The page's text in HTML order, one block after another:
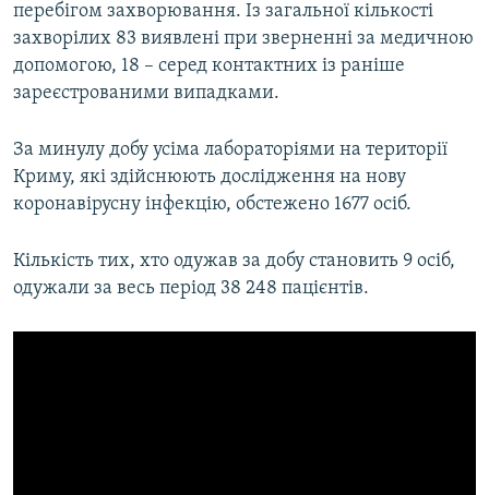
перебігом захворювання. Із загальної кількості
захворілих 83 виявлені при зверненні за медичною
допомогою, 18 – серед контактних із раніше
зареєстрованими випадками.
За минулу добу усіма лабораторіями на території
Криму, які здійснюють дослідження на нову
коронавірусну інфекцію, обстежено 1677 осіб.
Кількість тих, хто одужав за добу становить 9 осіб,
одужали за весь період 38 248 пацієнтів.